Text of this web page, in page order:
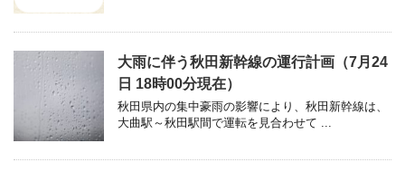
大雨に伴う秋田新幹線の運行計画（7月24
日 18時00分現在）
秋田県内の集中豪雨の影響により、秋田新幹線は、
大曲駅～秋田駅間で運転を見合わせて ...